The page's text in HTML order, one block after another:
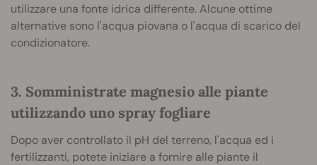
utilizzare una fonte idrica differente. Alcune ottime
alternative sono l'acqua piovana o l'acqua di scarico del
condizionatore.
3. Somministrate magnesio alle piante
utilizzando uno spray fogliare
Dopo aver controllato il pH del terreno, l'acqua ed i
fertilizzanti, potete iniziare a fornire alle piante il